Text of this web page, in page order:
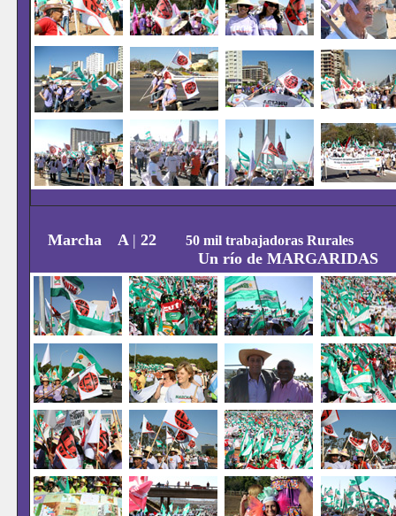
Marcha A | 22 50 mil trabajadoras Rurales
Un río de MARGARIDAS